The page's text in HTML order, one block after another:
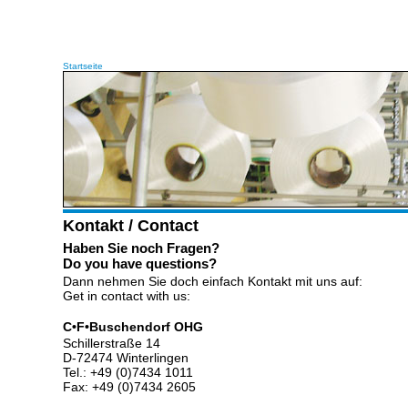
Startseite
Kontakt / Contact
Haben Sie noch Fragen?
Do you have questions?
Dann nehmen Sie doch einfach Kontakt mit uns auf:
Get in contact with us:
C•F•Buschendorf OHG
Schillerstraße 14
D-72474 Winterlingen
Tel.: +49 (0)7434 1011
Fax: +49 (0)7434 2605